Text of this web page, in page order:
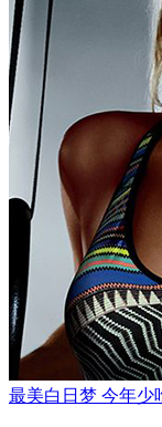
最美白日梦 今年少